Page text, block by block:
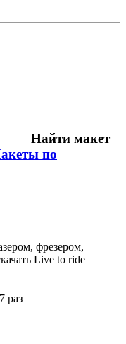
Найти макет
по
фрезером,
Live to ride
раз